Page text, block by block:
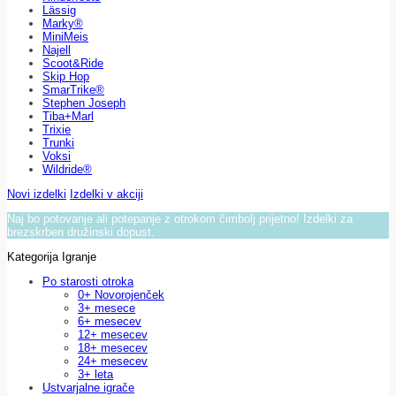
Lässig
Marky®
MiniMeis
Najell
Scoot&Ride
Skip Hop
SmarTrike®
Stephen Joseph
Tiba+Marl
Trixie
Trunki
Voksi
Wildride®
Novi izdelki Izdelki v akciji
Naj bo potovanje ali potepanje z otrokom čimbolj prijetno! Izdelki za
brezskrben družinski dopust.
Kategorija Igranje
Po starosti otroka
0+ Novorojenček
3+ mesece
6+ mesecev
12+ mesecev
18+ mesecev
24+ mesecev
3+ leta
Ustvarjalne igrače